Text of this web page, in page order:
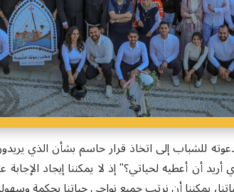
للشباب إلى اتخاذ قرار حاسم بشأن الذي
أريد أن أعطيه لحياتي؟"إذ لا يمكننا إيجاد